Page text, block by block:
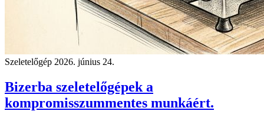
Szeletelőgép 2026. június 24.
Bizerba szeletelőgépek a
kompromisszummentes munkáért.